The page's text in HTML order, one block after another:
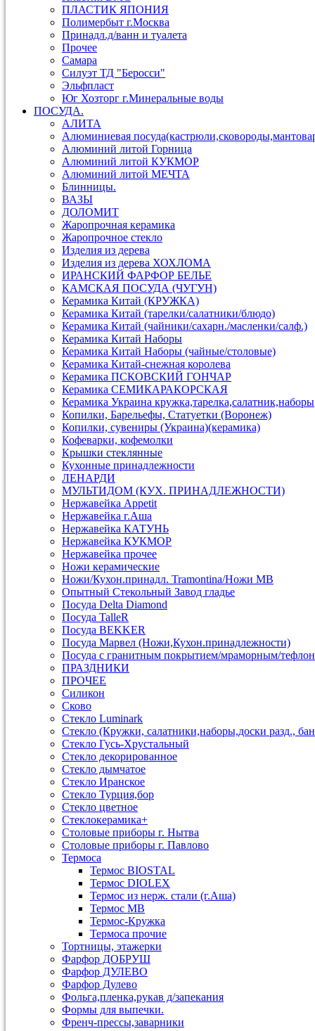
ПЛАСТИК ЯПОНИЯ
Полимербыт г.Москва
Принадл.д/ванн и туалета
Прочее
Самара
Силуэт ТД "Беросси"
Эльфпласт
Юг Хозторг г.Минеральные воды
ПОСУДА.
АЛИТА
Алюминиевая
Алюминий литой Горница
Алюминий литой КУКМОР
Алюминий литой МЕЧТА
Блинницы.
ВАЗЫ
ДОЛОМИТ
Жаропрочная керамика
Жаропрочное стекло
Изделия из дерева
Изделия из дерева ХОХЛОМА
ИРАНСКИЙ ФАРФОР БЕЛЬЕ
КАМСКАЯ ПОСУДА (ЧУГУН)
Керамика Китай (КРУЖКА)
Керамика Китай (тарелки/салатники/блюдо)
Керамика Китай (чайники/сахарн./масленки/салф.)
Керамика Китай Наборы
Керамика Китай Наборы (чайные/столовые)
Керамика Китай-снежная королева
Керамика ПСКОВСКИЙ ГОНЧАР
Керамика СЕМИКАРАКОРСКАЯ
Керамика Украина кружка,тарелка,салатник,наборы
Копилки, Барельефы, Статуетки (Воронеж)
Копилки, сувениры (Украина)(керамика)
Кофеварки, кофемолки
Крышки стеклянные
Кухонные принадлежности
ЛЕНАРДИ
МУЛЬТИДОМ (КУХ. ПРИНАДЛЕЖНОСТИ)
Нержавейка Appetit
Нержавейка г.Аша
Нержавейка КАТУНЬ
Нержавейка КУКМОР
Нержавейка прочее
Ножи керамические
Ножи/Кухон.принадл. Tramontina/Ножи МВ
Опытный Стекольный Завод гладье
Посуда Delta Diamond
Посуда TalleR
Посуда ВEKKER
Посуда Марвел (Ножи,Кухон.принадлежности)
Посуда с гранитным покрытием/мраморным/тефлон
ПРАЗДНИКИ
ПРОЧЕЕ
Силикон
Сково
Стекло Luminark
Стекло (Кружки, салатники,наборы,доски разд.,
Стекло Гусь-Хрустальный
Стекло декорированное
Стекло дымчатое
Стекло Иранское
Стекло Турция,бор
Стекло цветное
Стеклокерамика+
Столовые приборы г. Нытва
Столовые приборы г. Павлово
Термоса
Термос BIOSTAL
Термос DIOLEX
Термос из нерж. стали (г.Аша)
Термос МВ
Термос-Кружка
Термоса прочие
Тортницы, этажерки
Фарфор ДОБРУШ
Фарфор ДУЛЕВО
Фарфор Дулево
Фольга,пленка,рукав д/запекания
Формы для выпечки.
Френч-прессы,заварники